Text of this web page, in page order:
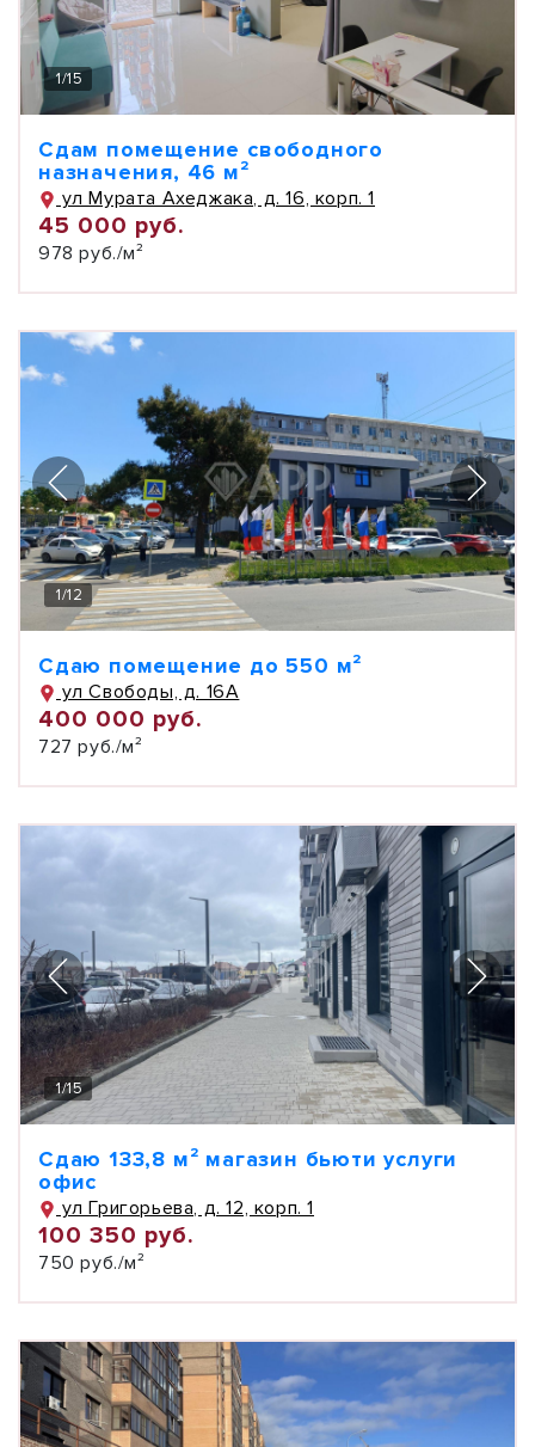
1/15
Сдам помещение свободного
назначения, 46 м²
ул Мурата Ахеджака, д. 16, корп. 1
45 000 руб.
978 руб./м²
1/12
Сдаю помещение до 550 м²
ул Свободы, д. 16А
400 000 руб.
727 руб./м²
1/15
Сдаю 133,8 м² магазин бьюти услуги
офис
ул Григорьева, д. 12, корп. 1
100 350 руб.
750 руб./м²